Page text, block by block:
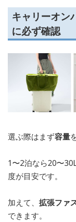
キャリーオン
に必ず確認
選ぶ際はまず容量
1〜2泊なら20〜
度が目安です。
加えて、 拡張ファ
できます。